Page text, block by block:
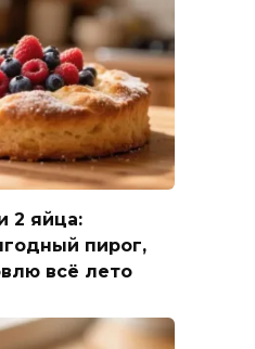
2 яйца:
пирог,
всё лето